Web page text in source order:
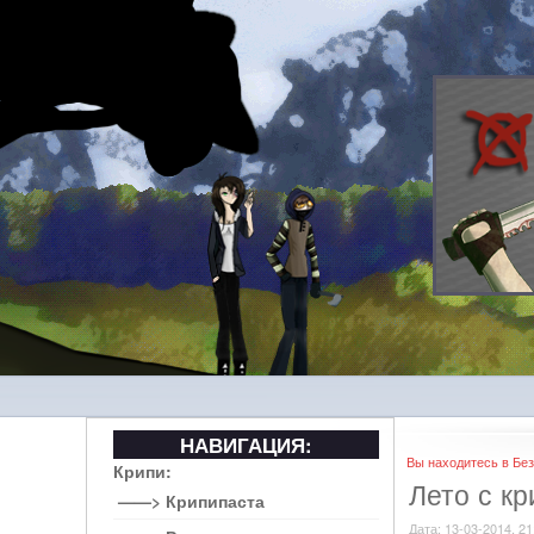
Вы находитесь в
Лето с
Дата: 13-03-2014,
НАВИГАЦИЯ:
Крипи:
——> Крипипаста